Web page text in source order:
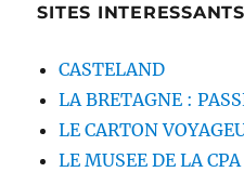
SITES INTERESSANTS
CASTELAND
LA BRETAGNE :
LE CARTON
LE MUSEE DE LA CPA